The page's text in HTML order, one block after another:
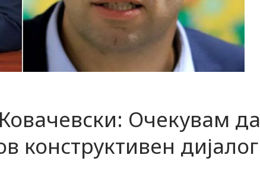
Очекувам да
конструктивен дијалог